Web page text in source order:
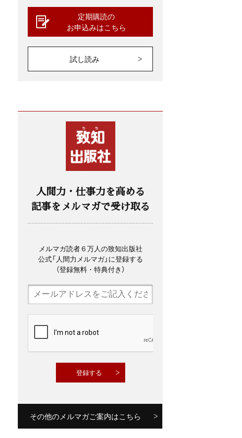
定期購読の
お申込みはこちら
試し読み
人間力・仕事力を高める
記事をメルマガで受け取る
メルマガ読者６万人の致知出版社
公式「人間力メルマガ」に登録する
（登録無料・特典付き）
その他のメルマガご案内はこちら